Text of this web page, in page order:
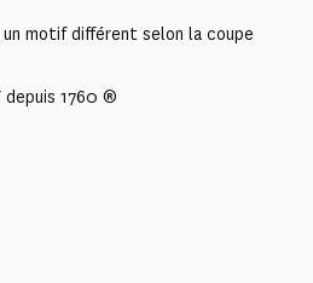
motif différent selon la coupe
depuis 1760 ®